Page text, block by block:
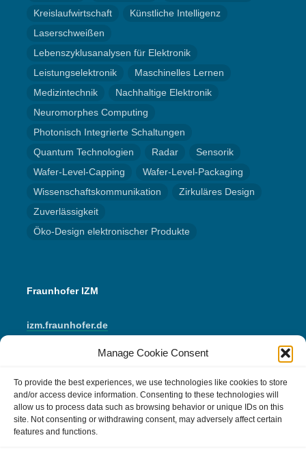
Manage Cookie Consent
To provide the best experiences, we use technologies like cookies to store
and/or access device information. Consenting to these technologies will
allow us to process data such as browsing behavior or unique IDs on this
site. Not consenting or withdrawing consent, may adversely affect certain
features and functions.
Kreislaufwirtschaft
Künstliche Intelligenz
Laserschweißen
Lebenszyklusanalysen für Elektronik
Leistungselektronik
Maschinelles Lernen
Medizintechnik
Nachhaltige Elektronik
Neuromorphes Computing
Photonisch Integrierte Schaltungen
Quantum Technologien
Radar
Sensorik
Wafer-Level-Capping
Wafer-Level-Packaging
Wissenschaftskommunikation
Zirkuläres Design
Zuverlässigkeit
Öko-Design elektronischer Produkte
Fraunhofer IZM
izm.fraunhofer.de
Instagram
YouTube
E-Mail
Impressum